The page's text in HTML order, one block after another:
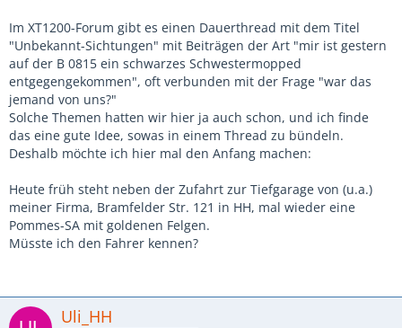
Im XT1200-Forum gibt es einen Dauerthread mit dem Titel
"Unbekannt-Sichtungen" mit Beiträgen der Art "mir ist gestern
auf der B 0815 ein schwarzes Schwestermopped
entgegengekommen", oft verbunden mit der Frage "war das
jemand von uns?"
Solche Themen hatten wir hier ja auch schon, und ich finde
das eine gute Idee, sowas in einem Thread zu bündeln.
Deshalb möchte ich hier mal den Anfang machen:
Heute früh steht neben der Zufahrt zur Tiefgarage von (u.a.)
meiner Firma, Bramfelder Str. 121 in HH, mal wieder eine
Pommes-SA mit goldenen Felgen.
Müsste ich den Fahrer kennen?
Uli_HH